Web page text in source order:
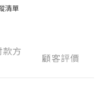
清單
方
顧客評價